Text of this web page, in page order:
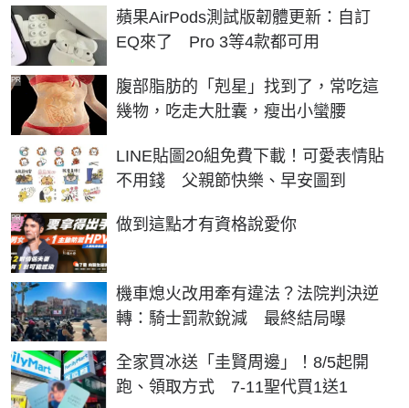
蘋果AirPods測試版韌體更新：自訂
EQ來了 Pro 3等4款都可用
腹部脂肪的「剋星」找到了，常吃這
幾物，吃走大肚囊，瘦出小蠻腰
PR
LINE貼圖20組免費下載！可愛表情貼
不用錢 父親節快樂、早安圖到
做到這點才有資格說愛你
PR
機車熄火改用牽有違法？法院判決逆
轉：騎士罰款銳減 最終結局曝
全家買冰送「圭賢周邊」！8/5起開
跑、領取方式 7-11聖代買1送1